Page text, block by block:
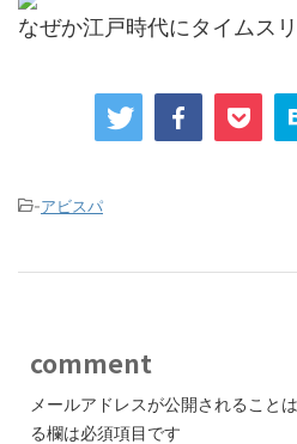
なぜか江戸時代にタイムス
-アビスパ
comment
メールアドレスが公開されること
る欄は必須項目です